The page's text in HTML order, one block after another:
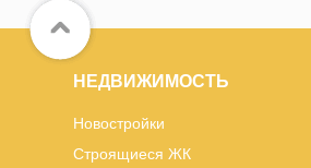
НЕДВИЖИМОСТЬ
Новостройки
Строящиеся ЖК